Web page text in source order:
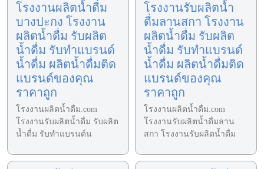
โรงงานผลิตน้ำดื่ม
บางปะกง โรงงาน
ผลิตน้ำดื่ม รับผลิต
น้ำดื่ม รับทำแบรนด์
น้ำดื่ม ผลิตน้ำดื่มติด
แบรนด์ของคุณ
ราคาถูก
โรงงานผลิตน้ำดื่ม.com
โรงงานรับผลิตน้ำดื่ม รับผลิต
น้ำดื่ม รับทำแบรนด์น
โรงงานรับผลิตน้ำ
ดื่มลานสกา โรงงาน
ผลิตน้ำดื่ม รับผลิต
น้ำดื่ม รับทำแบรนด์
น้ำดื่ม ผลิตน้ำดื่มติด
แบรนด์ของคุณ
ราคาถูก
โรงงานผลิตน้ำดื่ม.com
โรงงานรับผลิตน้ำดื่มลาน
สกา โรงงานรับผลิตน้ำดื่ม